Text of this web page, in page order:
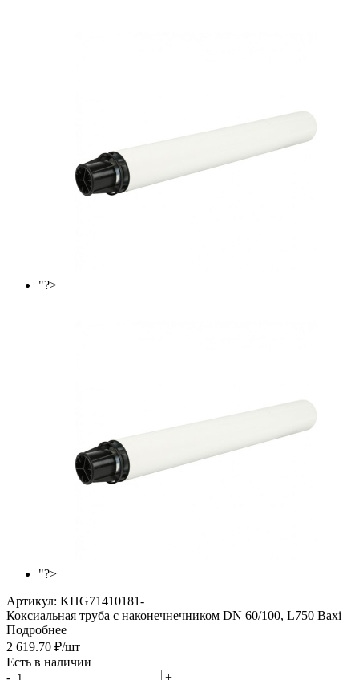
"?>
"?>
Артикул: KHG71410181-
Коксиальная труба с наконечнечником DN 60/100, L750 Baxi
Подробнее
2 619.70 ₽/шт
Есть в наличии
-
+